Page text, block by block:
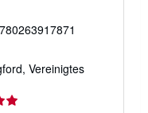
Vereinigtes